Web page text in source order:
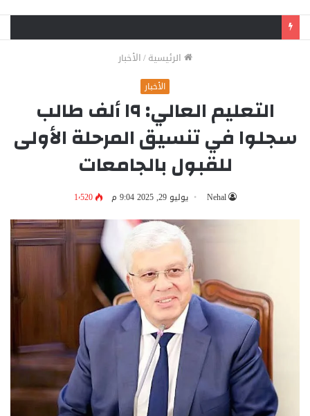
الرئيسية/الأخبار
الأخبار
التعليم العالي: ١٩ ألف طالب
سجلوا في تنسيق المرحلة الأولى
للقبول بالجامعات
Nehal يوليو 29, 2025 9:04 م 1٬520